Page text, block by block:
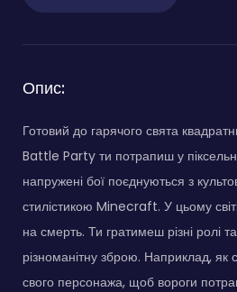
Опис:
Готовий до гарячого свята
Battle Party ти потрапиш у
напружені бої поєднуються з
стилістикою Minecraft. У цьому
на смерть. Ти гратимеш різні ролі
різноманітну зброю. Наприклад, як
свого персонажа, щоб вороги